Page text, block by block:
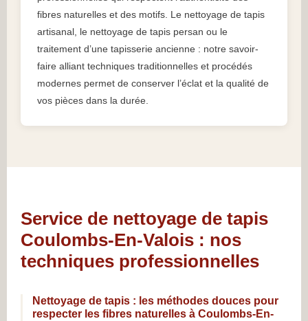
fibres naturelles et des motifs. Le nettoyage de tapis
artisanal, le nettoyage de tapis persan ou le
traitement d’une tapisserie ancienne : notre savoir-
faire alliant techniques traditionnelles et procédés
modernes permet de conserver l’éclat et la qualité de
vos pièces dans la durée.
Service de nettoyage de tapis
Coulombs-En-Valois : nos
techniques professionnelles
Nettoyage de tapis : les méthodes douces pour
respecter les fibres naturelles à Coulombs-En-